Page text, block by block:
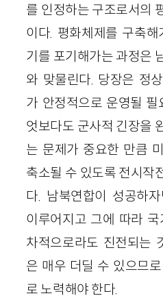
를 인정하는 구조로서의
이다. 평화체제를 구축
기를 포기해가는 과정은
와 맞물린다. 당장은 정
가 안정적으로 운영될
엇보다도 군사적 긴장을
는 문제가 중요한 만큼
축소될 수 있도록 전시작
다. 남북연합이 성공하
이루어지고 그에 따라
차적으로라도 진전되는
은 매우 더딜 수 있으므
로 노력해야 한다.